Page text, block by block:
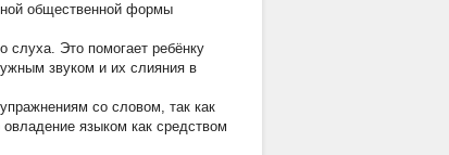
общественной формы
слуха. Это помогает ребёнку
звуком и их слияния в
со словом, так как
языком как средством